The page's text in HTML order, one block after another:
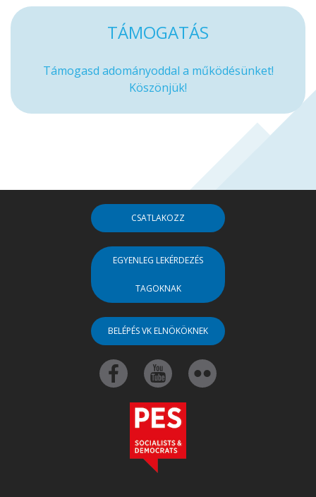
TÁMOGATÁS
Támogasd adományoddal a működésünket!
Köszönjük!
CSATLAKOZZ
EGYENLEG LEKÉRDEZÉS
TAGOKNAK
BELÉPÉS VK ELNÖKÖKNEK